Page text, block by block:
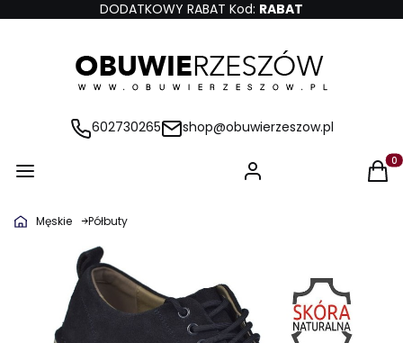
DODATKOWY RABAT Kod: RABAT
602730265 shop@obuwierzeszow.pl
Męskie Półbuty